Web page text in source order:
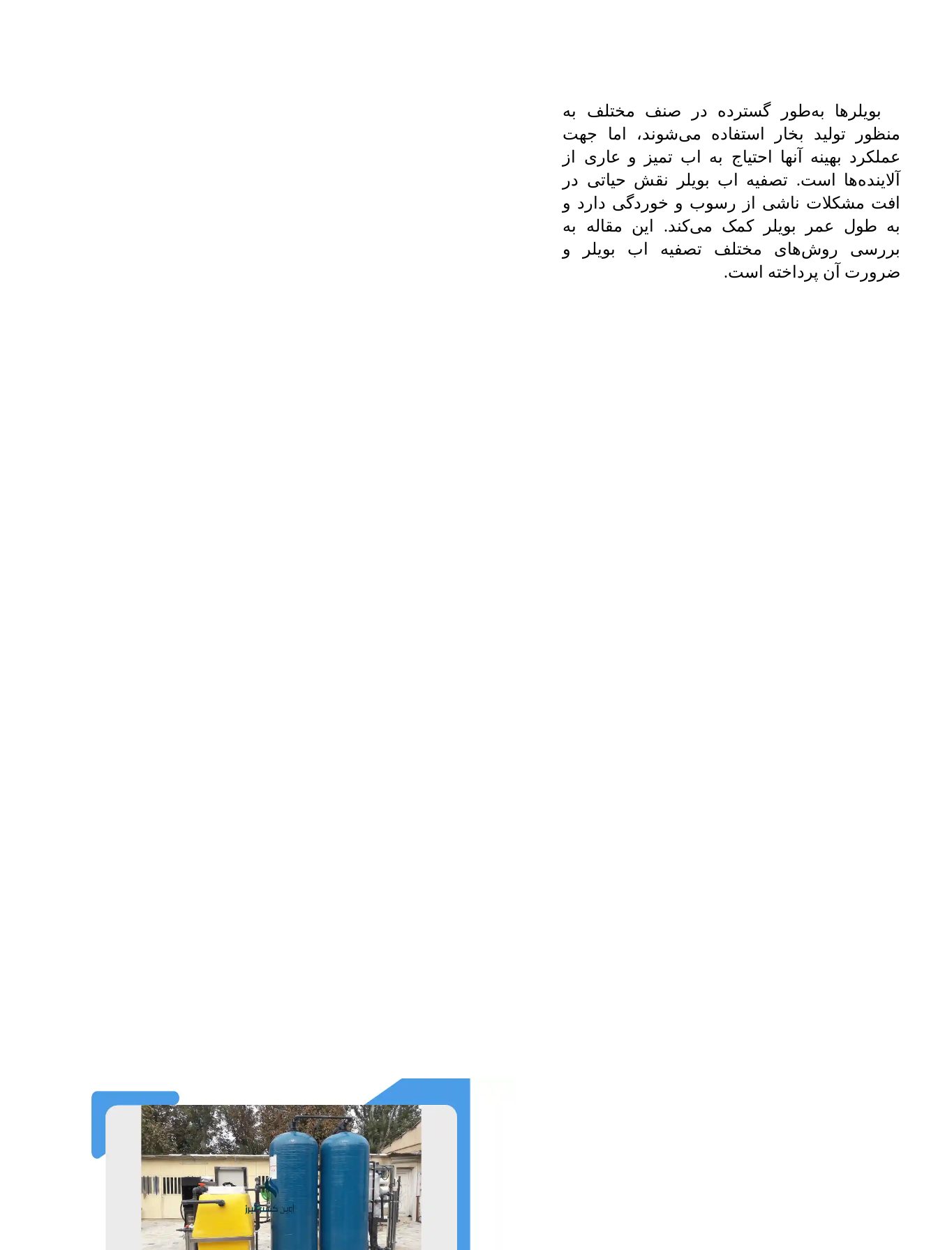
بویلرها به‌طور گسترده در صنف مختلف به
منظور تولید بخار استفاده می‌شوند، اما جهت
عملکرد بهینه آنها احتیاج به اب تمیز و عاری از
آلاینده‌ها است. تصفیه اب بویلر نقش حیاتی در
افت مشکلات ناشی از رسوب و خوردگی دارد و
به طول عمر بویلر کمک می‌کند. این مقاله به
بررسی روش‌های مختلف تصفیه اب بویلر و
ضرورت آن پرداخته است.